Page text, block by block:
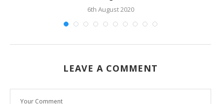
6th August 2020
LEAVE A COMMENT